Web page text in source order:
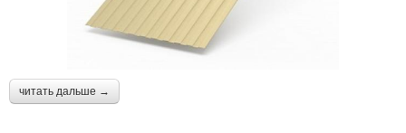
читать дальше →